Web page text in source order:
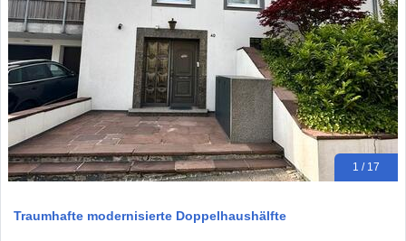
1 / 17
Traumhafte modernisierte Doppelhaushälfte